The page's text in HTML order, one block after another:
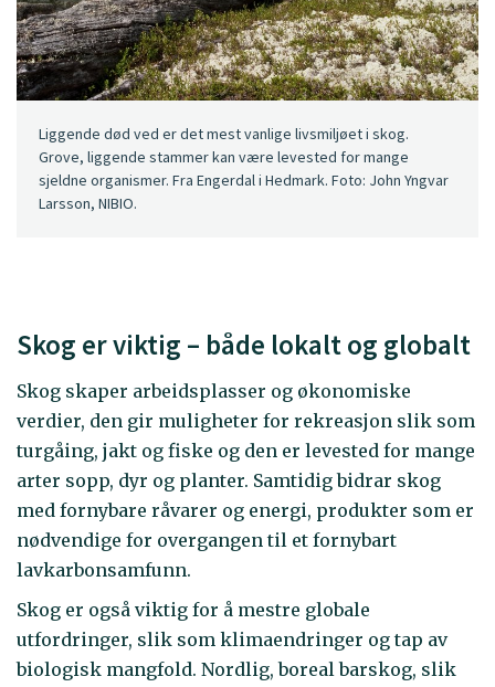
Liggende død ved er det mest vanlige livsmiljøet i skog.
Grove, liggende stammer kan være levested for mange
sjeldne organismer. Fra Engerdal i Hedmark. Foto: John Yngvar
Larsson, NIBIO.
Skog er viktig – både lokalt og globalt
Skog skaper arbeidsplasser og økonomiske
verdier, den gir muligheter for rekreasjon slik som
turgåing, jakt og fiske og den er levested for mange
arter sopp, dyr og planter. Samtidig bidrar skog
med fornybare råvarer og energi, produkter som er
nødvendige for overgangen til et fornybart
lavkarbonsamfunn.
Skog er også viktig for å mestre globale
utfordringer, slik som klimaendringer og tap av
biologisk mangfold. Nordlig, boreal barskog, slik